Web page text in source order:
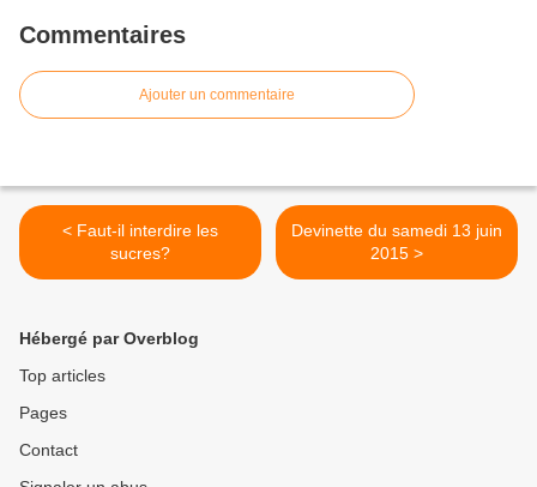
Commentaires
Ajouter un commentaire
< Faut-il interdire les
sucres?
Devinette du samedi 13 juin
2015 >
Hébergé par Overblog
Top articles
Pages
Contact